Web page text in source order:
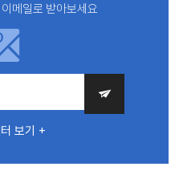
메일로 받아보세요
보기 +